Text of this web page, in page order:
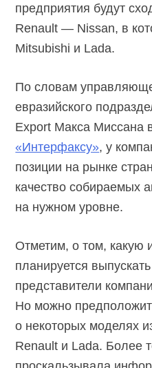
предприятия будут
Renault — Nissan, в
Mitsubishi и Lada.
По словам
евразийского
Export Макса Миссана
«Интерфаксу», у
позиции на рынке
качество собираемых
на нужном уровне.
Отметим, о том, какую
планируется
представители
Но можно
о некоторых моделях
Renault и Lada. Более